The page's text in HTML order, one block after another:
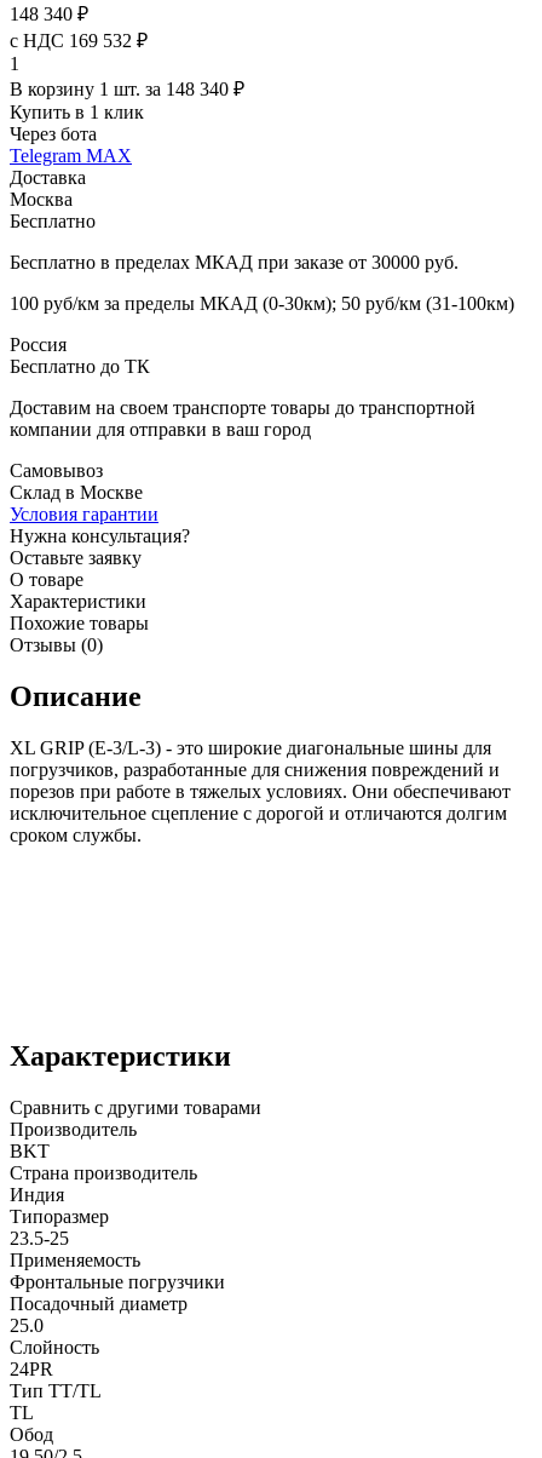
148 340 ₽
с НДС 169 532 ₽
1
В корзину 1 шт. за 148 340 ₽
Купить в 1 клик
Через бота
Telegram MAX
Доставка
Москва
Бесплатно
Бесплатно в пределах МКАД при заказе от 30000 руб.
100 руб/км за пределы МКАД (0-30км); 50 руб/км (31-100км)
Россия
Бесплатно до ТК
Доставим на своем транспорте товары до транспортной
компании для отправки в ваш город
Самовывоз
Склад в Москве
Условия гарантии
Нужна консультация?
Оставьте заявку
О товаре
Характеристики
Похожие товары
Отзывы (0)
Описание
XL GRIP (E-3/L-3) - это широкие диагональные шины для
погрузчиков, разработанные для снижения повреждений и
порезов при работе в тяжелых условиях. Они обеспечивают
исключительное сцепление с дорогой и отличаются долгим
сроком службы.
Характеристики
Сравнить с другими товарами
Производитель
BKT
Страна производитель
Индия
Типоразмер
23.5-25
Применяемость
Фронтальные погрузчики
Посадочный диаметр
25.0
Слойность
24PR
Тип TT/TL
TL
Обод